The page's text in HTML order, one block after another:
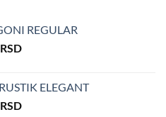
REGULAR
RSDТренутна
6,800 RSD.
ELEGANT
RSDТренутна